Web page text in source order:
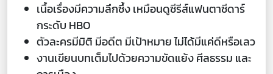
เนื้อเรื่องมีความลึกซึ้ง เหมือนดูซีรีส์แฟนตาซีดาร์
กระดับ HBO
ตัวละครมีมิติ มีอดีต มีเป้าหมาย ไม่ได้มีแค่ดีหรือเลว
งานเขียนบทเต็มไปด้วยความขัดแย้ง ศีลธรรม และ